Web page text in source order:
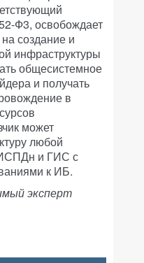
Ф3, освобождает
создание и
инфраструктуры
общесистемное
и получать
в
может
любой
и ГИС с
к ИБ.
эксперт